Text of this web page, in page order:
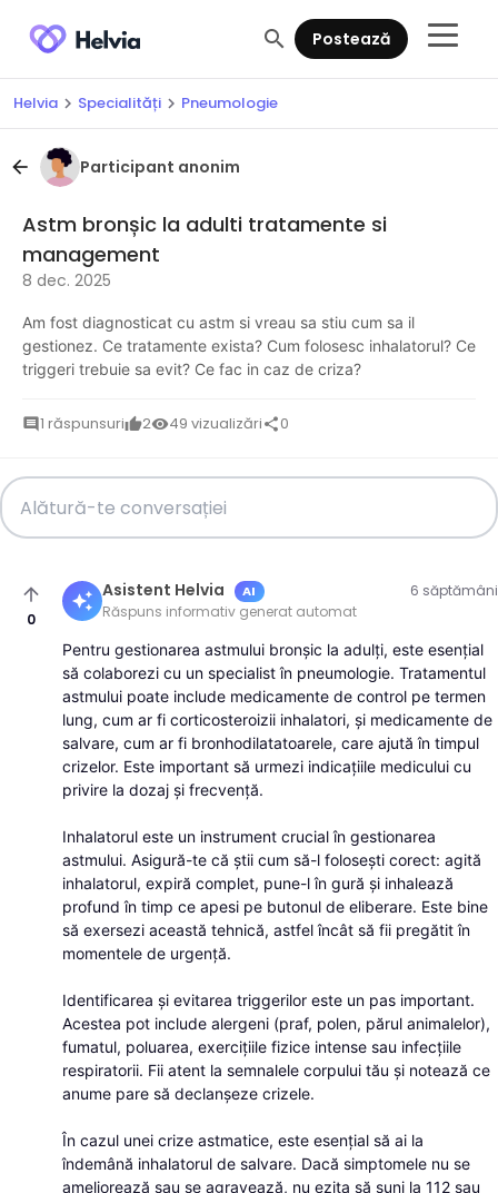
search Postează
Helvia chevron_right Specialități chevron_right Pneumologie
arrow_back Participant anonim
Astm bronșic la adulti tratamente si
management
8 dec. 2025
Am fost diagnosticat cu astm si vreau sa stiu cum sa il
gestionez. Ce tratamente exista? Cum folosesc inhalatorul? Ce
triggeri trebuie sa evit? Ce fac in caz de criza?
comment 1 răspunsurithumb_up2visibility49 vizualizărishare0
arrow_upward
0
auto_awesome Asistent Helvia AI
6 săptămâni
Răspuns informativ generat automat
Pentru gestionarea astmului bronșic la adulți, este esențial
să colaborezi cu un specialist în pneumologie. Tratamentul
astmului poate include medicamente de control pe termen
lung, cum ar fi corticosteroizii inhalatori, și medicamente de
salvare, cum ar fi bronhodilatatoarele, care ajută în timpul
crizelor. Este important să urmezi indicațiile medicului cu
privire la dozaj și frecvență.
Inhalatorul este un instrument crucial în gestionarea
astmului. Asigură-te că știi cum să-l folosești corect: agită
inhalatorul, expiră complet, pune-l în gură și inhalează
profund în timp ce apesi pe butonul de eliberare. Este bine
să exersezi această tehnică, astfel încât să fii pregătit în
momentele de urgență.
Identificarea și evitarea triggerilor este un pas important.
Acestea pot include alergeni (praf, polen, părul animalelor),
fumatul, poluarea, exercițiile fizice intense sau infecțiile
respiratorii. Fii atent la semnalele corpului tău și notează ce
anume pare să declanșeze crizele.
În cazul unei crize astmatice, este esențial să ai la
îndemână inhalatorul de salvare. Dacă simptomele nu se
ameliorează sau se agravează, nu ezita să suni la 112 sau